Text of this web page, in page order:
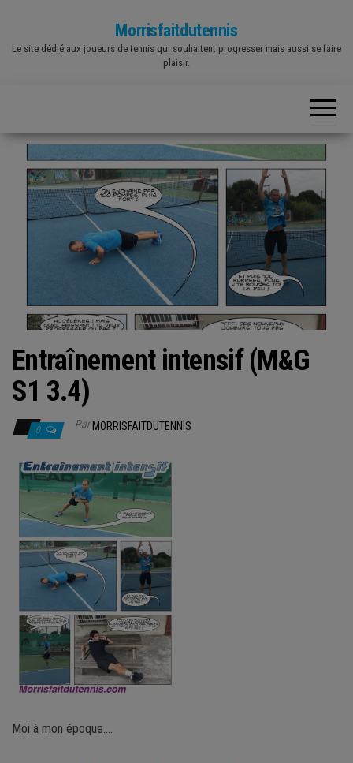
the
Morrisfaitdutennis
Le site dédié aux joueurs de tennis qui souhaitent progresser mais aussi se faire
plaisir.
Entraînement intensif (M&G
S1 3.4)
0 ParMORRISFAITDUTENNIS
Moi à mon époque….